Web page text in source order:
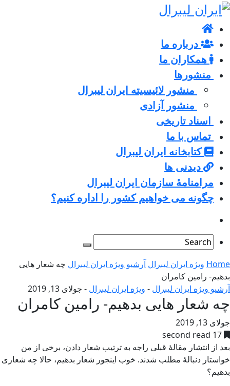
درباره ما
همکاران ما
منشورها
منشور لائیسیته ایران لیبرال
منشور آزادی
اسناد تاریخی
تماس با ما
کتابخانه ایران لیبرال
دیدنی ها
مرامنامۀ سازمان ایران لیبرال
چگونه می خواهیم کشور را اداره کنیم؟
Home ویژه ایران لیبرال آرشیو ویژه ایران لیبرال چه شعار هایی
بدهیم- رامین کامران
آرشیو ویژه ایران لیبرال - ویژه ایران لیبرال - جولای 13, 2019
چه شعار هایی بدهیم- رامین کامران
جولای 13, 2019
17 second read
بعد از انتشار مقالۀ قبلی راجه به ترتیب شعار دادن، برخی از من
خواستار دنبالۀ مطلب شدند. خوب اینجور شعار بدهیم، حالا چه شعاری
بدهیم؟